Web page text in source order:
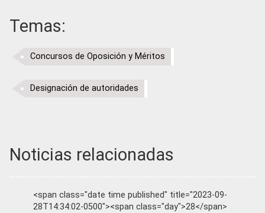
Temas:
Concursos de Oposición y Méritos
Designación de autoridades
Noticias relacionadas
<span class="date time published" title="2023-09-
28T14:34:02-0500"><span class="day">28</span>